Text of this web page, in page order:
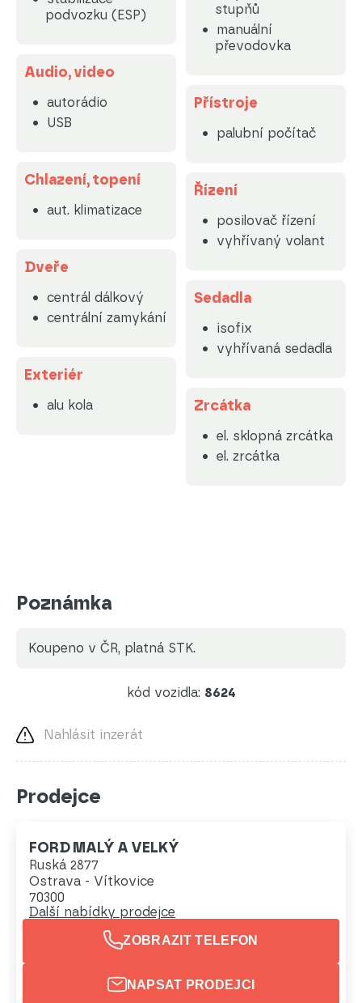
podvozku (ESP)
Audio, video
autorádio
USB
Chlazení, topení
aut. klimatizace
Dveře
centrál dálkový
centrální zamykání
Exteriér
alu kola
stupňů
manuální
převodovka
Přístroje
palubní počítač
Řízení
posilovač řízení
vyhřívaný volant
Sedadla
isofix
vyhřívaná sedadla
Zrcátka
el. sklopná zrcátka
el. zrcátka
Poznámka
koupeno v ČR, platná STK.
kód vozidla: 8624
Nahlásit inzerát
Prodejce
FORD MALÝ A VELKÝ
Ruská 2877
Ostrava - Vítkovice
70300
Další nabídky prodejce
ZOBRAZIT TELEFON
NAPSAT PRODEJCI